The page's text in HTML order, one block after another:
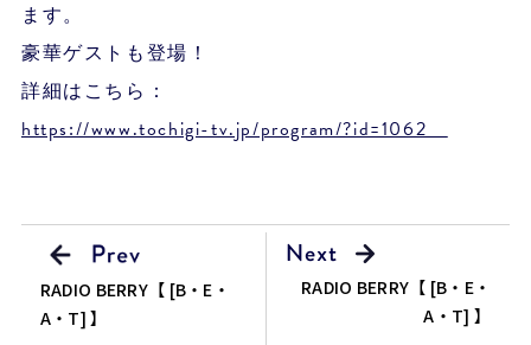
ます。
豪華ゲストも登場！
詳細はこちら：
https://www.tochigi-tv.jp/program/?id=1062
RADIO BERRY【 [B・E・
A・T] 】
RADIO BERRY【 [B・E・
A・T] 】